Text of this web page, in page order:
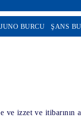
JUNO BURCU ŞANS
izzet ve itibarının